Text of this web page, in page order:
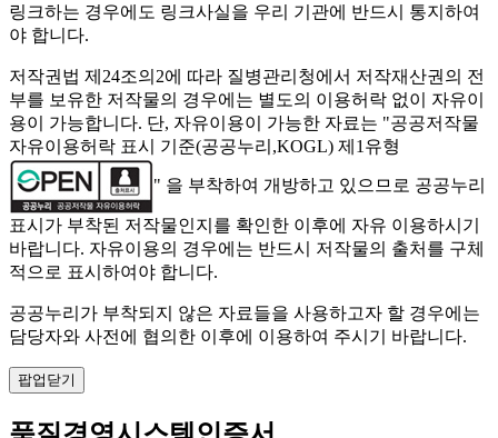
링크하는 경우에도 링크사실을 우리 기관에 반드시 통지하여
야 합니다.
저작권법 제24조의2에 따라 질병관리청에서 저작재산권의 전
부를 보유한 저작물의 경우에는 별도의 이용허락 없이 자유이
용이 가능합니다. 단, 자유이용이 가능한 자료는 "공공저작물
자유이용허락 표시 기준(공공누리,KOGL) 제1유형
" 을 부착하여 개방하고 있으므로 공공누리
표시가 부착된 저작물인지를 확인한 이후에 자유 이용하시기
바랍니다. 자유이용의 경우에는 반드시 저작물의 출처를 구체
적으로 표시하여야 합니다.
공공누리가 부착되지 않은 자료들을 사용하고자 할 경우에는
담당자와 사전에 협의한 이후에 이용하여 주시기 바랍니다.
팝업닫기